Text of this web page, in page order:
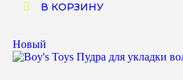
В КОРЗИНУ
Новый